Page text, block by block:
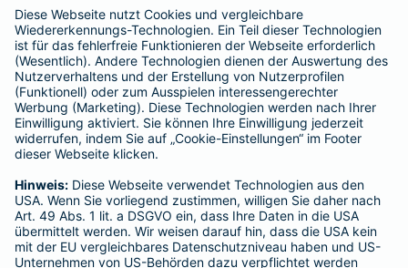
BELIEBTE SEITEN
Kranken-Zusatzversicherung
Tierversicherungen
Haftpflichtversicherung
Hausratversicherung
Adresse ändern
Schaden melden
Kilometerstandsmeldung
Serviceübersicht